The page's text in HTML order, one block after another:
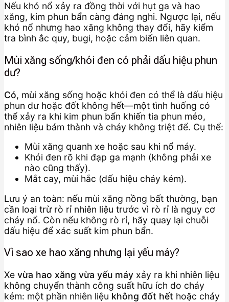
Nếu khó nổ xảy ra đồng thời với hụt ga và hao
xăng, kim phun bẩn càng đáng nghi. Ngược lại, nếu
khó nổ nhưng hao xăng không thay đổi, hãy kiểm
tra bình ắc quy, bugi, hoặc cảm biến liên quan.
Mùi xăng sống/khói đen có phải dấu hiệu phun
dư?
Có, mùi xăng sống hoặc khói đen có thể là dấu hiệu
phun dư hoặc đốt không hết—một tình huống có
thể xảy ra khi kim phun bẩn khiến tia phun méo,
nhiên liệu bám thành và cháy không triệt để. Cụ thể:
Mùi xăng quanh xe hoặc sau khi nổ máy.
Khói đen rõ khi đạp ga mạnh (không phải xe
nào cũng thấy).
Mắt cay, mùi hắc (dấu hiệu cháy kém).
Lưu ý an toàn: nếu mùi xăng nồng bất thường, bạn
cần loại trừ rò rỉ nhiên liệu trước vì rò rỉ là nguy cơ
cháy nổ. Còn nếu không rò rỉ, hãy quay lại chuỗi
dấu hiệu để xác suất kim phun bẩn.
Vì sao xe hao xăng nhưng lại yếu máy?
Xe vừa hao xăng vừa yếu máy xảy ra khi nhiên liệu
không chuyển thành công suất hữu ích do cháy
kém: một phần nhiên liệu không đốt hết hoặc cháy